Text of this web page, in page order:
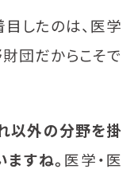
目したのは、医学
団だからこそで
以外の分野を掛
すね。 医学・医